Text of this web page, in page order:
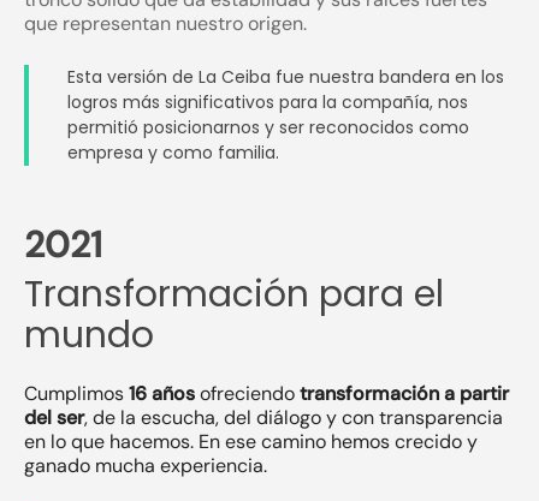
que representan nuestro origen.
Esta versión de La Ceiba fue nuestra bandera en los
logros más significativos para la compañía, nos
permitió posicionarnos y ser reconocidos como
empresa y como familia.
2021
Transformación para el
mundo
Cumplimos16 añosofreciendotransformación a partir
del ser, de la escucha, del diálogo y con transparencia
en lo que hacemos. En ese camino hemos crecido y
ganado mucha experiencia.